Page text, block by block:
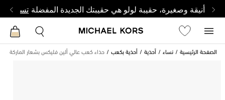
أنيقة وصغيرة، حقيبة لولو هي حقيبتك الجديدة المفضلة تسوق
الصفحة الرئيسية نساء أحذية أحذية بكعب حذاء كعب عالي ألين فليكس بشعار الماركة